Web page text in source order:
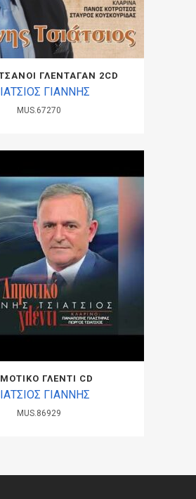
ΓΛΕΝΤΑΓΑΝ 2CD
ΓΙΑΝΝΗΣ
MUS.67270
ΓΛΕΝΤΙ CD
ΓΙΑΝΝΗΣ
MUS.86929